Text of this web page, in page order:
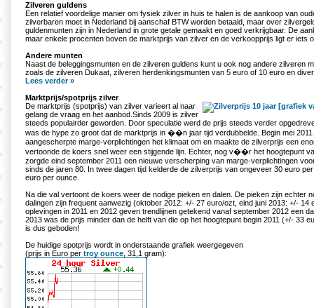
Zilveren guldens
Een relatief voordelige manier om fysiek zilver in huis te halen is de aankoop van
zilverbaren moet in Nederland bij aanschaf BTW worden betaald, maar over
guldenmunten zijn in Nederland in grote getale gemaakt en goed verkrijgbaar. De
maar enkele procenten boven de marktprijs van zilver en de verkoopprijs ligt er iets
Andere munten
Naast de beleggingsmunten en de zilveren guldens kunt u ook nog andere zilveren
zoals de zilveren Dukaat, zilveren herdenkingsmunten van 5 euro of 10 euro en
Lees verder »
Marktprijs/spotprijs zilver
De marktprijs (spotprijs) van zilver varieert al naar
gelang de vraag en het aanbod.Sinds 2009 is zilver
steeds populairder geworden. Door speculatie werd de prijs steeds verder
was de hype zo groot dat de marktprijs in ��n jaar tijd verdubbelde. Begin mei 2011
aangescherpte marge-verplichtingen het klimaat om en maakte de zilverprijs een
vertoonde de koers snel weer een stijgende lijn. Echter, nog v��r het hoogtepunt
zorgde eind september 2011 een nieuwe verscherping van marge-verplichtingen
sinds de jaren 80. In twee dagen tijd kelderde de zilverprijs van ongeveer 30 euro
euro per ounce.
Na die val vertoont de koers weer de nodige pieken en dalen. De pieken zijn echter
dalingen zijn frequent aanwezig (oktober 2012: +/- 27 euro/ozt, eind juni 2013: +/- 14
oplevingen in 2011 en 2012 geven trendlijnen getekend vanaf september 2012 een
2013 was de prijs minder dan de helft van die op het hoogtepunt begin 2011 (+/- 33
is dus geboden!
De huidige spotprijs wordt in onderstaande grafiek weergegeven
(prijs in Euro per troy ounce , 31,1 gram):